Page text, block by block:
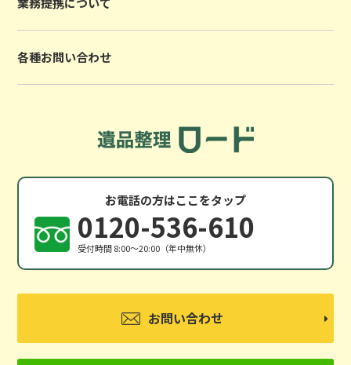
各種お問い合わせ
お電話の方はここをタップ
0120-536-610
受付時間 8:00〜20:00（年中無休）
お問い合わせ